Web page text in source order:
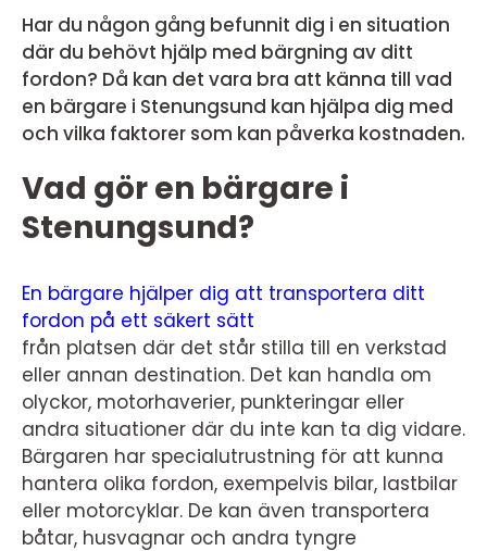
Har du någon gång befunnit dig i en situation
där du behövt hjälp med bärgning av ditt
fordon? Då kan det vara bra att känna till vad
en bärgare i Stenungsund kan hjälpa dig med
och vilka faktorer som kan påverka kostnaden.
Vad gör en bärgare i
Stenungsund?
En bärgare hjälper dig att transportera ditt
fordon på ett säkert sätt
från platsen där det står stilla till en verkstad
eller annan destination. Det kan handla om
olyckor, motorhaverier, punkteringar eller
andra situationer där du inte kan ta dig vidare.
Bärgaren har specialutrustning för att kunna
hantera olika fordon, exempelvis bilar, lastbilar
eller motorcyklar. De kan även transportera
båtar, husvagnar och andra tyngre